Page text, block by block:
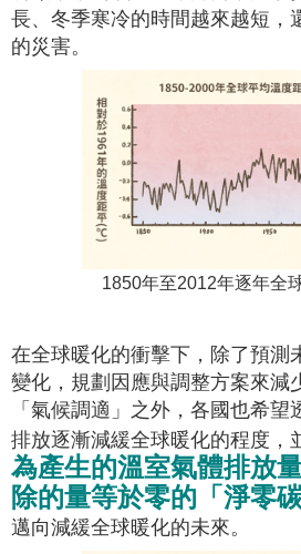
長、冬季寒冷的時間越來越短，
的災害。
1850年至2012年逐年全
在全球暖化的衝擊下，除了預測
變化，規劃因應與調整方案來減
「氣候調適」之外，各國也希
排放逐漸減緩全球暖化的程度，
為產生的溫室氣體排放
除的量等於零的「淨零
邁向減緩全球暖化的未來。